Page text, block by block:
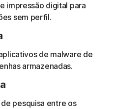
impressão digital para
sem perfil.
de malware de
armazenadas.
pesquisa entre os